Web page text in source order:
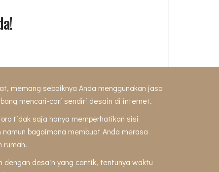
memang sebaiknya Anda menggunakan jasa
mencari-cari sendiri desain di internet.
tidak saja hanya memperhatikan sisi
bagaimana membuat Anda merasa
rumah.
dengan desain yang cantik, tentunya waktu